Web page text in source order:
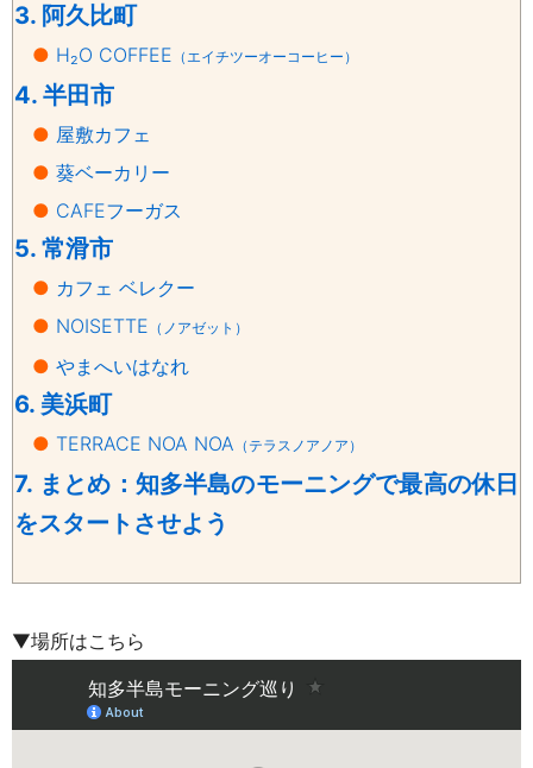
3. 阿久比町
● H₂O COFFEE （エイチツーオーコーヒー）
4. 半田市
● 屋敷カフェ
● 葵ベーカリー
● CAFEフーガス
5. 常滑市
● カフェ ベレクー
● NOISETTE （ノアゼット）
● やまへいはなれ
6. 美浜町
● TERRACE NOA NOA （テラスノアノア）
7. まとめ：知多半島のモーニングで最高の休日
をスタートさせよう
▼場所はこちら